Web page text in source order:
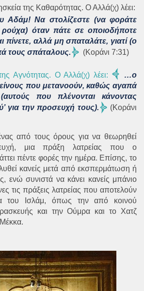
της Καθαρότητας. Ο Αλλά(χ) λέει:
Αδάμ! Να στολίζεστε (να φοράτε
όταν πάτε σε οποιοδήποτε
πίνετε, αλλά μη σπαταλάτε, γιατί (ο
τους σπάταλους.
(Κοράνι 7:31)
Αγνότητας. Ο Αλλά(χ) λέει:
…ο
που μετανοούν, καθώς αγαπά
που πλένονται κάνοντας
για την προσευχή τους).
(Κοράνι
από τους όρους για να θεωρηθεί
μια πράξη λατρείας που ο
πέντε φορές την ημέρα. Επίσης, το
κανείς μετά από εκσπερμάτωση ή
ενώ συνιστά να κάνει κανείς μπάνιο
τις πράξεις λατρείας που αποτελούν
του Ισλάμ, όπως την από κοινού
και την Ούμρα και το Χατζ